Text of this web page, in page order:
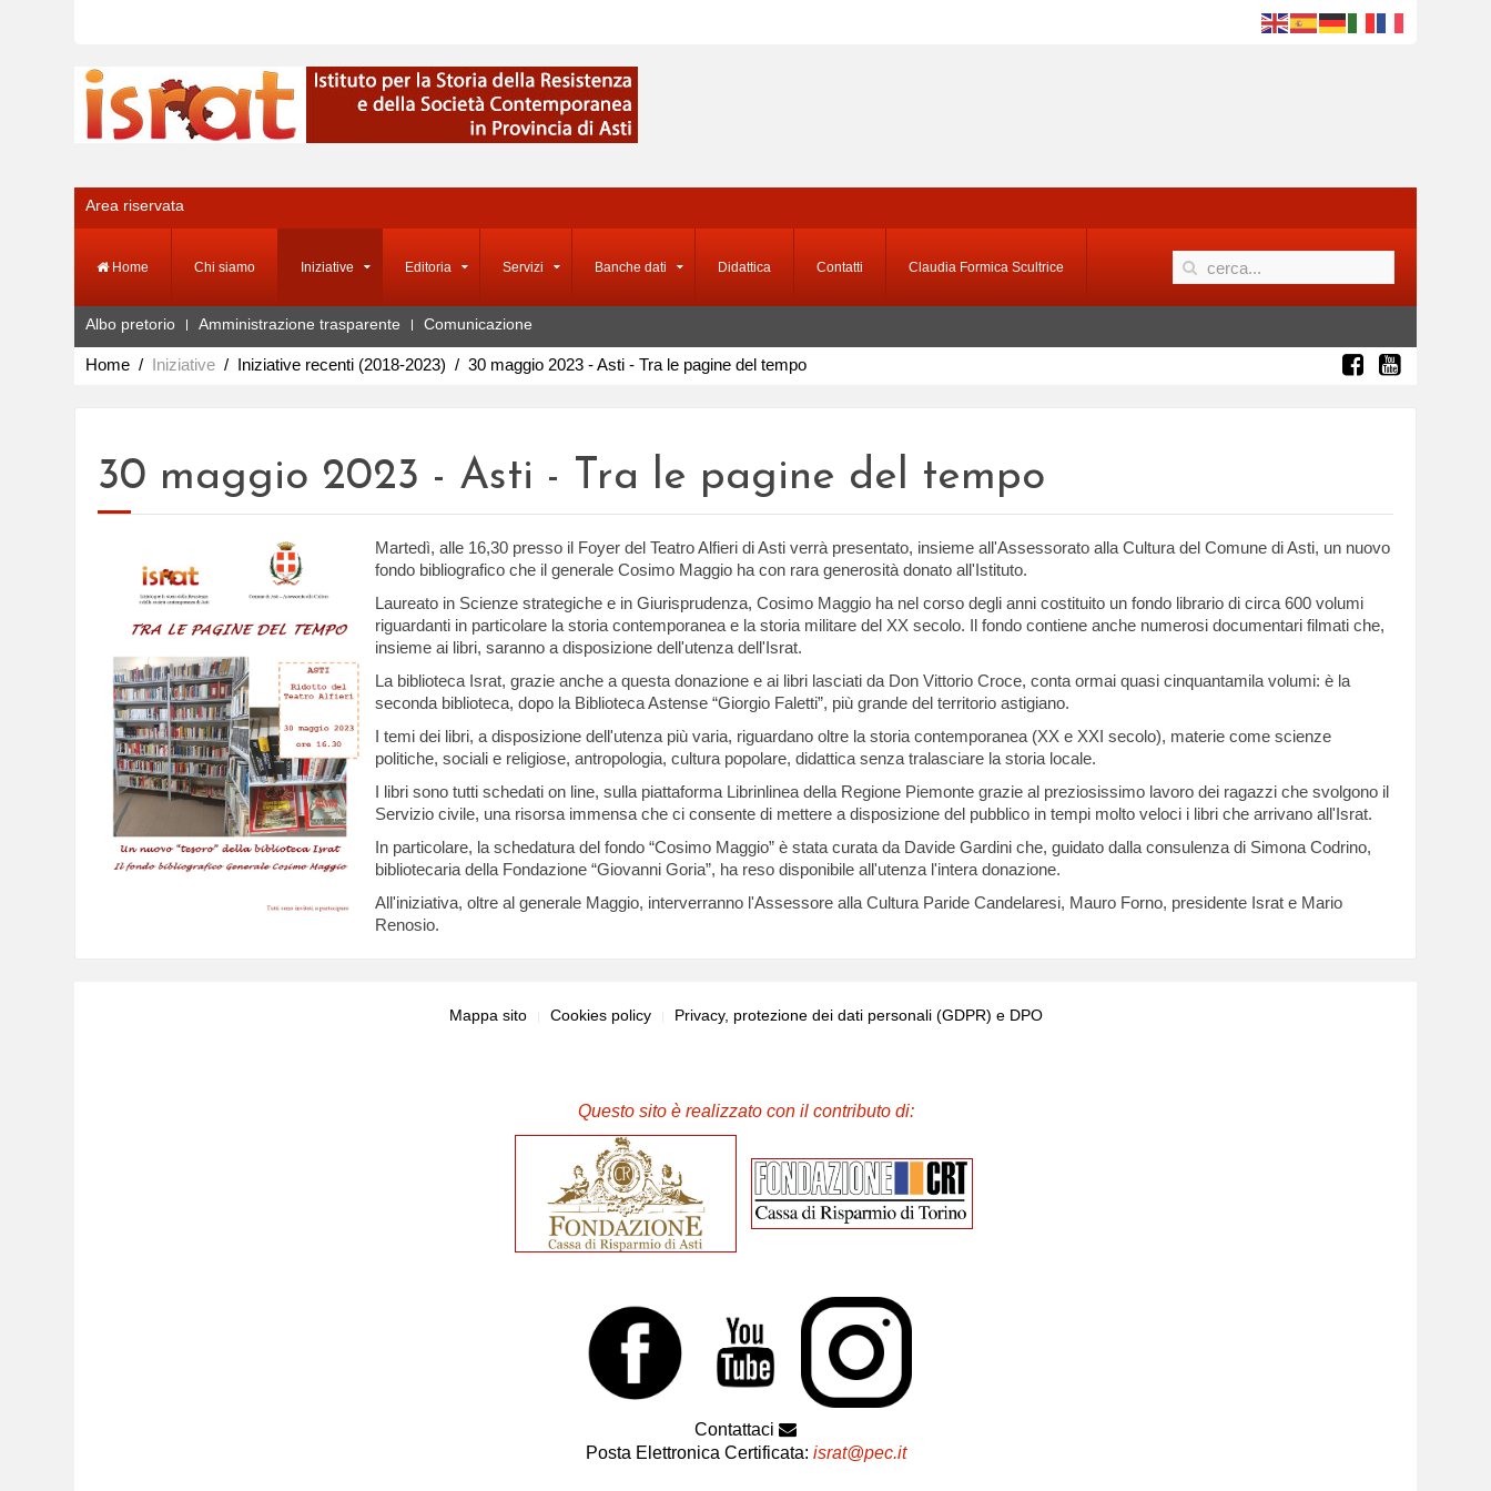
Area riservata
Home Chi siamo Iniziative Editoria Servizi Banche dati Didattica Contatti Claudia Formica Scultrice
Albo pretorio Amministrazione trasparente Comunicazione
Home Iniziative Iniziative recenti (2018-2023) 30 maggio 2023 - Asti - Tra le pagine del tempo
30 maggio 2023 - Asti - Tra le pagine del tempo
Martedì, alle 16,30 presso il Foyer del Teatro Alfieri di Asti verrà presentato, insieme all'Assessorato alla Cultura del Comune di Asti, un nuovo
fondo bibliografico che il generale Cosimo Maggio ha con rara generosità donato all'Istituto.
Laureato in Scienze strategiche e in Giurisprudenza, Cosimo Maggio ha nel corso degli anni costituito un fondo librario di circa 600 volumi
riguardanti in particolare la storia contemporanea e la storia militare del XX secolo. Il fondo contiene anche numerosi documentari filmati che,
insieme ai libri, saranno a disposizione dell'utenza dell'Israt.
La biblioteca Israt, grazie anche a questa donazione e ai libri lasciati da Don Vittorio Croce, conta ormai quasi cinquantamila volumi: è la
seconda biblioteca, dopo la Biblioteca Astense “Giorgio Faletti”, più grande del territorio astigiano.
I temi dei libri, a disposizione dell'utenza più varia, riguardano oltre la storia contemporanea (XX e XXI secolo), materie come scienze
politiche, sociali e religiose, antropologia, cultura popolare, didattica senza tralasciare la storia locale.
I libri sono tutti schedati on line, sulla piattaforma Librinlinea della Regione Piemonte grazie al preziosissimo lavoro dei ragazzi che svolgono il
Servizio civile, una risorsa immensa che ci consente di mettere a disposizione del pubblico in tempi molto veloci i libri che arrivano all'Israt.
In particolare, la schedatura del fondo “Cosimo Maggio” è stata curata da Davide Gardini che, guidato dalla consulenza di Simona Codrino,
bibliotecaria della Fondazione “Giovanni Goria”, ha reso disponibile all'utenza l'intera donazione.
All'iniziativa, oltre al generale Maggio, interverranno l'Assessore alla Cultura Paride Candelaresi, Mauro Forno, presidente Israt e Mario
Renosio.
Mappa sito Cookies policy Privacy, protezione dei dati personali (GDPR) e DPO
Questo sito è realizzato con il contributo di:
Contattaci
Posta Elettronica Certificata: israt@pec.it